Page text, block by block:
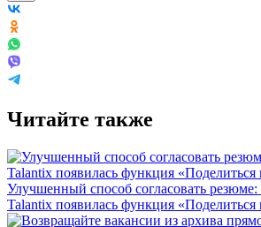
Читайте также
Улучшенный способ согласовать
Talantix появилась функция «Поделиться